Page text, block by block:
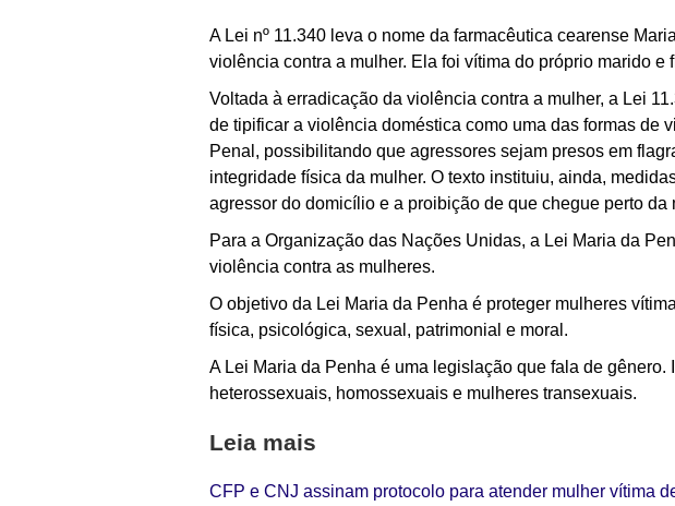
A Lei nº 11.340 leva o nome da farmacêutica cearense
violência contra a mulher. Ela foi vítima do próprio marido
Voltada à erradicação da violência contra a mulher, a Lei
de tipificar a violência doméstica como uma das formas de
Penal, possibilitando que agressores sejam presos em
integridade física da mulher. O texto instituiu, ainda,
agressor do domicílio e a proibição de que chegue perto da
Para a Organização das Nações Unidas, a Lei Maria da
violência contra as mulheres.
O objetivo da Lei Maria da Penha é proteger mulheres
física, psicológica, sexual, patrimonial e moral.
A Lei Maria da Penha é uma legislação que fala de
heterossexuais, homossexuais e mulheres transexuais.
Leia mais
CFP e CNJ assinam protocolo para atender mulher vítima